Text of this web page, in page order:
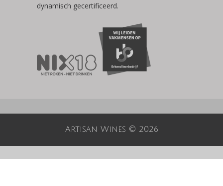
dynamisch gecertificeerd.
Artisan Wines © 2026